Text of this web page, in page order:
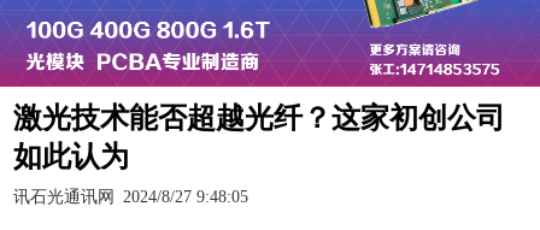
激光技术能否超越光纤？这家初创公司
如此认为
讯石光通讯网 2024/8/27 9:48:05